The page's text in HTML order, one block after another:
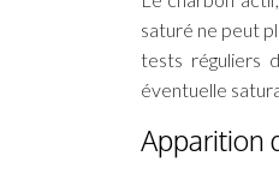
saturé ne peut
tests réguliers
éventuelle
Apparition